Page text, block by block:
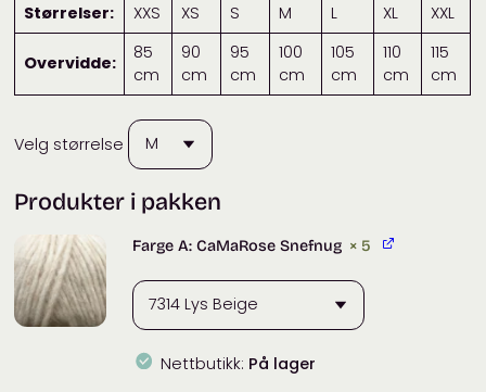
Størrelser: XXS XS S M L XL XXL
Overvidde:
85
cm
90
cm
95
cm
100
cm
105
cm
110
cm
115
cm
Velg størrelse
Produkter i pakken
Farge A: CaMaRose Snefnug × 5
Nettbutikk: På lager